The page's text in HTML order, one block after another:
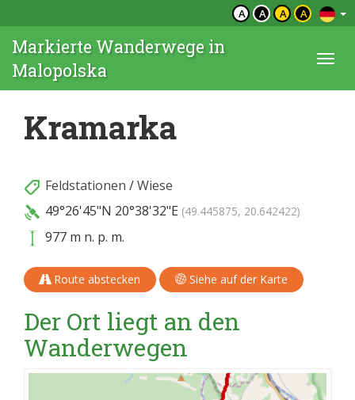
A A A A
Markierte Wanderwege in
Malopolska
Kramarka
Feldstationen /Wiese
49°26'45"N 20°38'32"E (49.445875, 20.642422)
977 m n. p. m.
Route abstecken Siehe auf der Karte
Der Ort liegt an den
Wanderwegen